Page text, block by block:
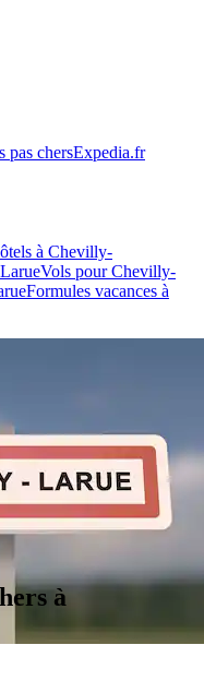
pas chersExpedia.fr
à Chevilly-
Vols pour Chevilly-
Formules vacances à
à